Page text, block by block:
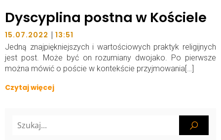
Dyscyplina postna w Kościele
15.07.2022 | 13:51
Jedną znajpiękniejszych i wartościowych praktyk religijnych
jest post. Może być on rozumiany dwojako. Po pierwsze
można mówić o poście w kontekście przyjmowania[…]
Czytaj więcej